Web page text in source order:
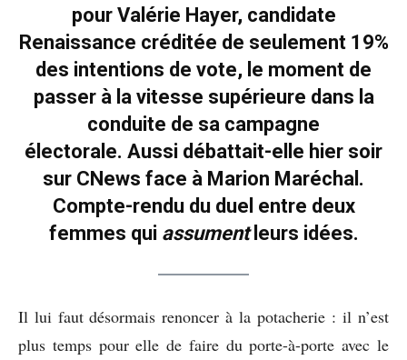
pour Valérie Hayer, candidate
Renaissance créditée de seulement 19%
des intentions de vote, le moment de
passer à la vitesse supérieure dans la
conduite de sa campagne
électorale. Aussi débattait-elle hier soir
sur CNews face à Marion Maréchal.
Compte-rendu du duel entre deux
femmes qui assument leurs idées.
Il lui faut désormais renoncer à la potacherie : il n’est
plus temps pour elle de faire du porte-à-porte avec le